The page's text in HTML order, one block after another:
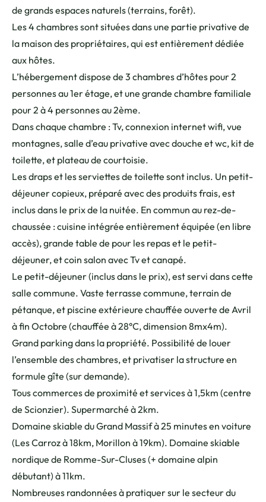
de grands espaces naturels (terrains, forêt).
Les 4 chambres sont situées dans une partie privative de
la maison des propriétaires, qui est entièrement dédiée
aux hôtes.
L’hébergement dispose de 3 chambres d’hôtes pour 2
personnes au 1er étage, et une grande chambre familiale
pour 2 à 4 personnes au 2ème.
Dans chaque chambre : Tv, connexion internet wifi, vue
montagnes, salle d’eau privative avec douche et wc, kit de
toilette, et plateau de courtoisie.
Les draps et les serviettes de toilette sont inclus. Un petit-
déjeuner copieux, préparé avec des produits frais, est
inclus dans le prix de la nuitée. En commun au rez-de-
chaussée : cuisine intégrée entièrement équipée (en libre
accès), grande table de pour les repas et le petit-
déjeuner, et coin salon avec Tv et canapé.
Le petit-déjeuner (inclus dans le prix), est servi dans cette
salle commune. Vaste terrasse commune, terrain de
pétanque, et piscine extérieure chauffée ouverte de Avril
à fin Octobre (chauffée à 28°C, dimension 8mx4m).
Grand parking dans la propriété. Possibilité de louer
l’ensemble des chambres, et privatiser la structure en
formule gîte (sur demande).
Tous commerces de proximité et services à 1,5km (centre
de Scionzier). Supermarché à 2km.
Domaine skiable du Grand Massif à 25 minutes en voiture
(Les Carroz à 18km, Morillon à 19km). Domaine skiable
nordique de Romme-Sur-Cluses (+ domaine alpin
débutant) à 11km.
Nombreuses randonnées à pratiquer sur le secteur du